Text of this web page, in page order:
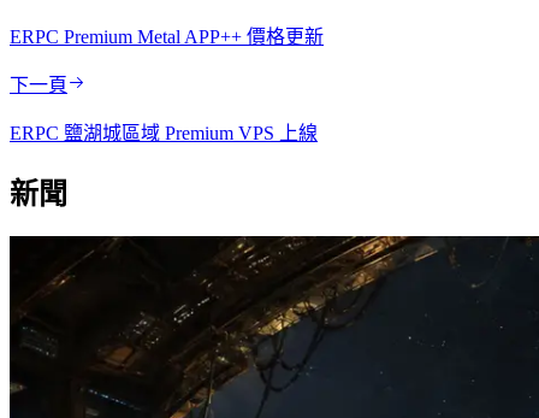
ERPC Premium Metal APP++ 價格更新
下一頁
ERPC 鹽湖城區域 Premium VPS 上線
新聞